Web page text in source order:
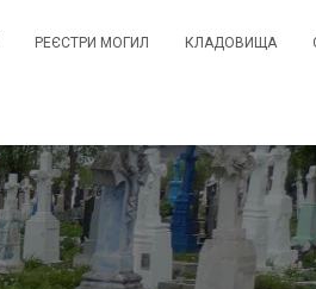
РЕЄСТРИ МОГИЛ КЛАДОВИЩА